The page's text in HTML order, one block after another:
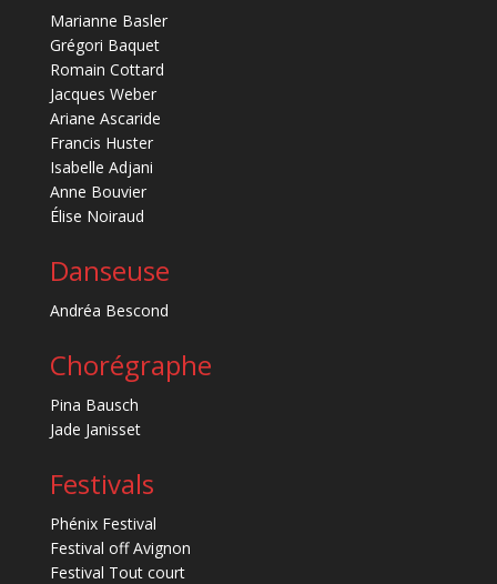
Marianne Basler
Grégori Baquet
Romain Cottard
Jacques Weber
Ariane Ascaride
Francis Huster
Isabelle Adjani
Anne Bouvier
Élise Noiraud
Danseuse
Andréa Bescond
Chorégraphe
Pina Bausch
Jade Janisset
Festivals
Phénix Festival
Festival off Avignon
Festival Tout court